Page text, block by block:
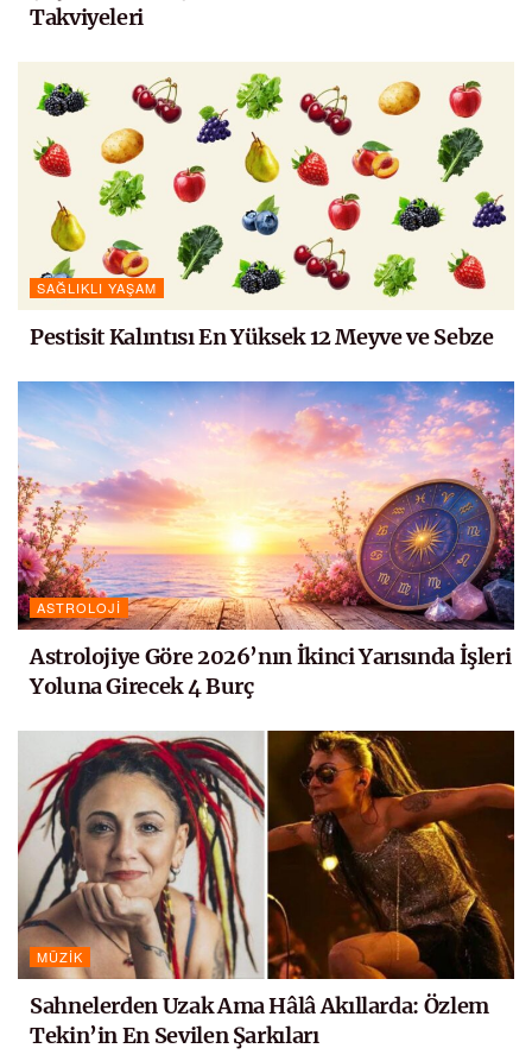
Takviyeleri
SAĞLIKLI YAŞAM
Pestisit Kalıntısı En Yüksek 12 Meyve ve Sebze
ASTROLOJI
Astrolojiye Göre 2026’nın İkinci Yarısında İşleri
Yoluna Girecek 4 Burç
MÜZIK
Sahnelerden Uzak Ama Hâlâ Akıllarda: Özlem
Tekin’in En Sevilen Şarkıları